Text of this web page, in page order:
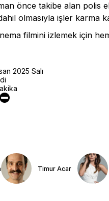
önce takibe alan polis
olmasıyla işler karma
filmini izlemek için
2025 Salı
Timur Acar